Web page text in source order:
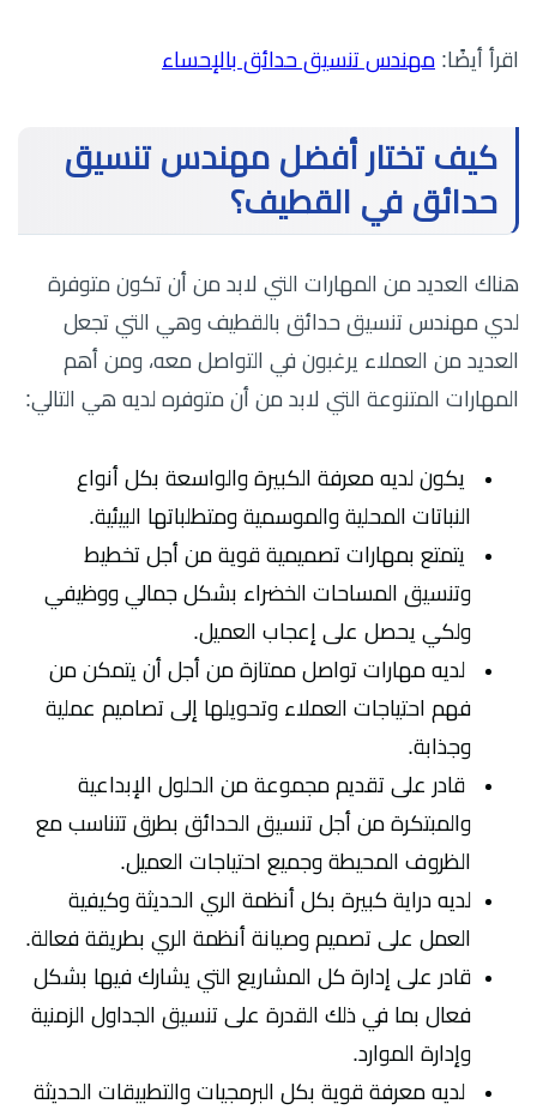
اقرأ أيضًا: مهندس تنسيق حدائق بالإحساء
كيف تختار أفضل مهندس تنسيق
حدائق في القطيف؟
هناك العديد من المهارات التي لابد من أن تكون متوفرة
لدي مهندس تنسيق حدائق بالقطيف وهي التي تجعل
العديد من العملاء يرغبون في التواصل معه، ومن أهم
المهارات المتنوعة التي لابد من أن متوفره لديه هي التالي:
يكون لديه معرفة الكبيرة والواسعة بكل أنواع
النباتات المحلية والموسمية ومتطلباتها البيئية.
يتمتع بمهارات تصميمية قوية من أجل تخطيط
وتنسيق المساحات الخضراء بشكل جمالي ووظيفي
ولكي يحصل على إعجاب العميل.
لديه مهارات تواصل ممتازة من أجل أن يتمكن من
فهم احتياجات العملاء وتحويلها إلى تصاميم عملية
وجذابة.
قادر على تقديم مجموعة من الحلول الإبداعية
والمبتكرة من أجل تنسيق الحدائق بطرق تتناسب مع
الظروف المحيطة وجميع احتياجات العميل.
لديه دراية كبيرة بكل أنظمة الري الحديثة وكيفية
العمل على تصميم وصيانة أنظمة الري بطريقة فعالة.
قادر على إدارة كل المشاريع التي يشارك فيها بشكل
فعال بما في ذلك القدرة على تنسيق الجداول الزمنية
وإدارة الموارد.
لديه معرفة قوية بكل البرمجيات والتطبيقات الحديثة